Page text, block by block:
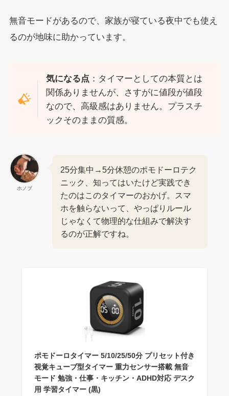
無音モードがあるので、家族が寝ている夜中でも使え
るのが地味に助かっています。
気になる点 ：タイマーとしての本質とは
関係ありませんが、さすがに値段が値段
なので、高級感はありません。プラスチ
ックそのままの質感。
ホノブ
25分集中→5分休憩のポモドーロテク
ニック、知ってはいたけど実践でき
たのはこのタイマーのおかげ。スマ
ホを触らないって、やっぱりルール
じゃなくて物理的な仕組みで解決す
るのが正解ですね。
ポモドーロタイマー 5/10/25/50分 プリセット付き
視覚キューブ型タイマー 重力センサー搭載 無音
モード 勉強・仕事・キッチン・ADHD対応 デスク
用 学習タイマー (黒)